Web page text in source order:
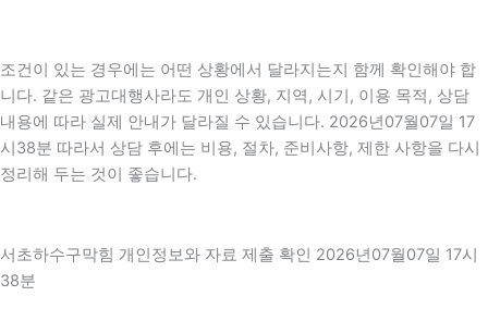
조건이 있는 경우에는 어떤 상황에서 달라지는지 함께 확인해야 합
니다. 같은 광고대행사라도 개인 상황, 지역, 시기, 이용 목적, 상담
내용에 따라 실제 안내가 달라질 수 있습니다. 2026년07월07일 17
시38분 따라서 상담 후에는 비용, 절차, 준비사항, 제한 사항을 다시
정리해 두는 것이 좋습니다.
서초하수구막힘 개인정보와 자료 제출 확인 2026년07월07일 17시
38분